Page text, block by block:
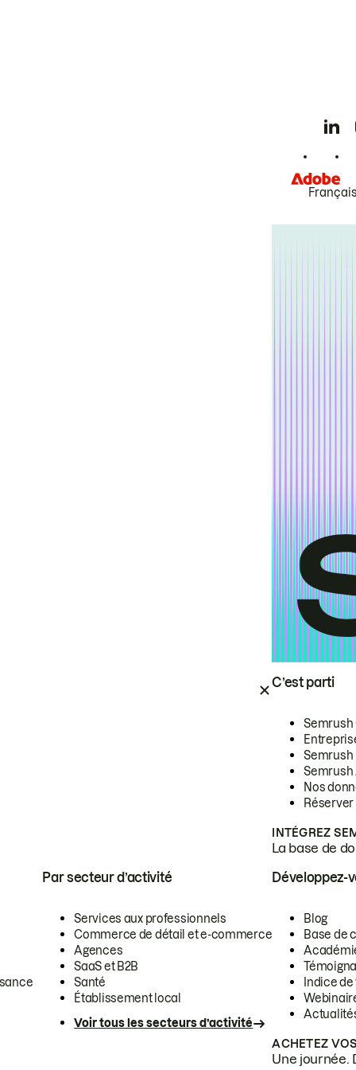
C’est parti
Semrush
Semrush
Semrush
Nos
INTÉGREZ
La base de
Par secteur d’activité
Services aux professionnels
Commerce de détail et e-commerce
Agences
SaaS et B2B
Santé
Établissement local
Voir tous les secteurs d’activité
Développez-
Blog
Base de
Indice
ACHETEZ
Une journée.